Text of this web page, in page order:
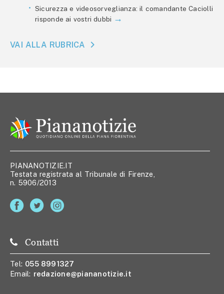
Sicurezza e videosorveglianza: il comandante Caciolli
risponde ai vostri dubbi
VAI ALLA RUBRICA
PIANANOTIZIE.IT
Testata registrata al Tribunale di Firenze,
n. 5906/2013
Contatti
Tel: 055 8991327
Email: redazione@piananotizie.it